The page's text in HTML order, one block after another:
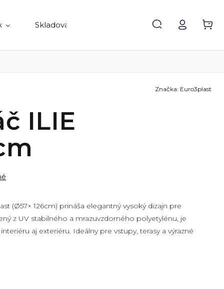
Skladovanie Predávané
ILIE
(Ø57× 126cm) prináša elegantný vysoký dizajn pre
z UV stabilného a mrazuvzdorného polyetylénu, je
aj exteriéru. Ideálny pre vstupy, terasy a výrazné
Značka: Euro3plast